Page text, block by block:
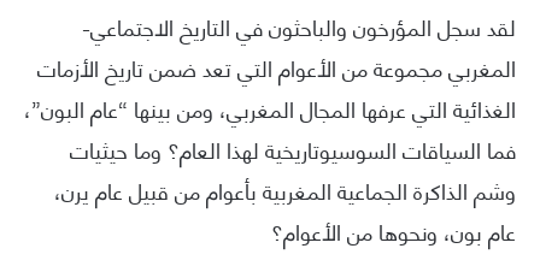
لقد سجل المؤرخون والباحثون في التاريخ الاجتماعي-
المغربي مجموعة من الأعوام التي تعد ضمن تاريخ الأزمات
الغذائية التي عرفها المجال المغربي، ومن بينها “عام البون”،
فما السياقات السوسيوتاريخية لهذا العام؟ وما حيثيات
وشم الذاكرة الجماعية المغربية بأعوام من قبيل عام يرن،
عام بون، ونحوها من الأعوام؟